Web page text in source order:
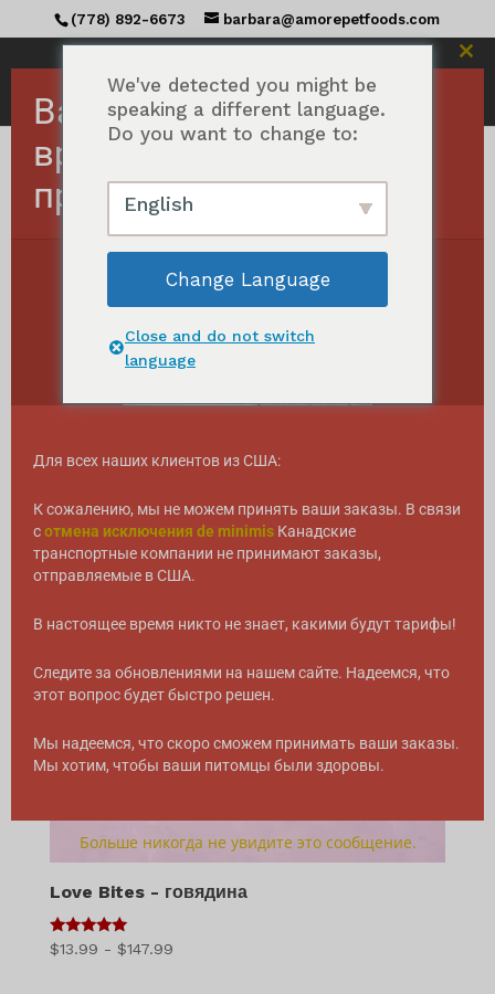
(778) 892-6673 barbara@amorepetfoods.com
Главная / Товары с меткой "Raw dog treats"
Сырые лакомства для собак
Отображение единственного результата
Love Bites - говядина
5
из 5
$13.99 - $147.99Диапазон
We've detected you might be
speaking a different language.
Do you want to change to:
English
Change Language
Close and do not switch
language
Важно! Заказы в США
временно
приостановлены.
Для всех наших клиентов из США:
К сожалению, мы не можем принять ваши заказы. В связи
сотмена исключения de minimis Канадские
транспортные компании не принимают заказы,
отправляемые в США.
В настоящее время никто не знает, какими будут тарифы!
Следите за обновлениями на нашем сайте. Надеемся, что
этот вопрос будет быстро решен.
Мы надеемся, что скоро сможем принимать ваши заказы.
Мы хотим, чтобы ваши питомцы были здоровы.
Больше никогда не увидите это сообщение.